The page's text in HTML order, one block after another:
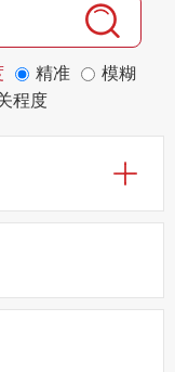
精准
模糊
程度